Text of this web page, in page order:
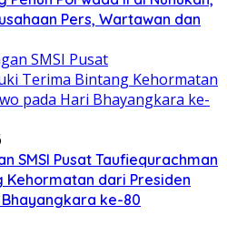
Pers, Wartawan dan
SMSI Pusat Taufiequrachman
Kehormatan dari Presiden
ke-80